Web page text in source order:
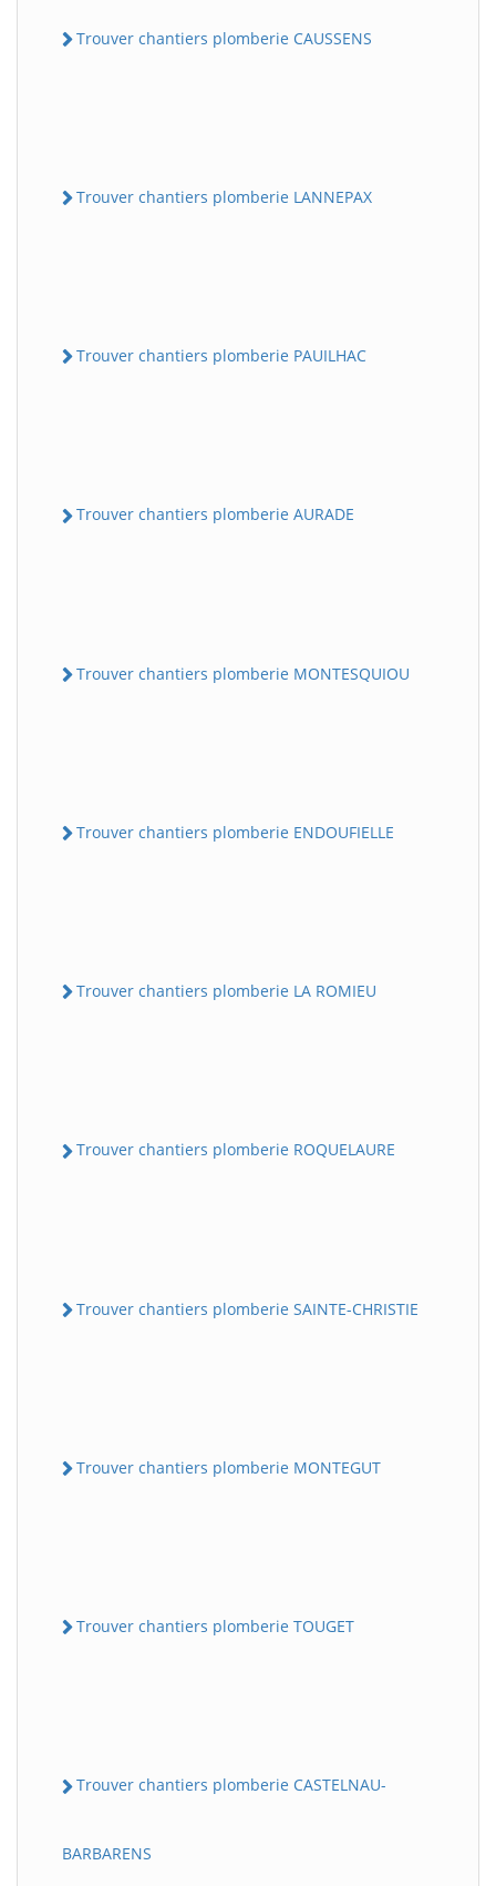
Trouver chantiers plomberie CAUSSENS
Trouver chantiers plomberie LANNEPAX
Trouver chantiers plomberie PAUILHAC
Trouver chantiers plomberie AURADE
Trouver chantiers plomberie MONTESQUIOU
Trouver chantiers plomberie ENDOUFIELLE
Trouver chantiers plomberie LA ROMIEU
Trouver chantiers plomberie ROQUELAURE
Trouver chantiers plomberie SAINTE-CHRISTIE
Trouver chantiers plomberie MONTEGUT
Trouver chantiers plomberie TOUGET
Trouver chantiers plomberie CASTELNAU-
BARBARENS